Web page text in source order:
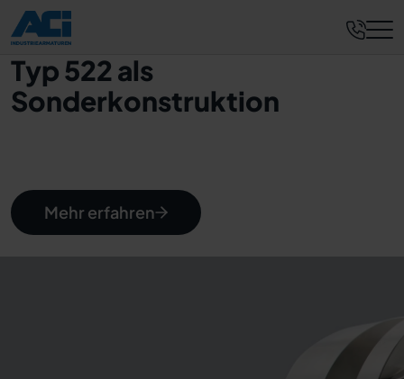
Typ 522 als
Sonderkonstruktion
Mehr erfahren